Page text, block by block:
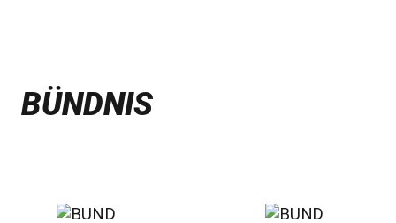
BÜNDNIS